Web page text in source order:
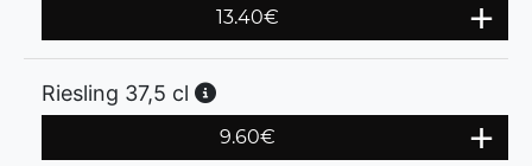
13.40€
Riesling 37,5 cl
9.60€